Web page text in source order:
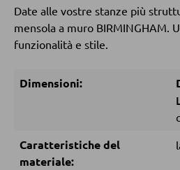
Pouf a sacco
DORMIRE
Letti matrimoniali
Date alle vostre stanze più
mensola a muro BIRMINGHAM.
funzionalità e stile.
Dimensioni:
Caratteristiche del
materiale: